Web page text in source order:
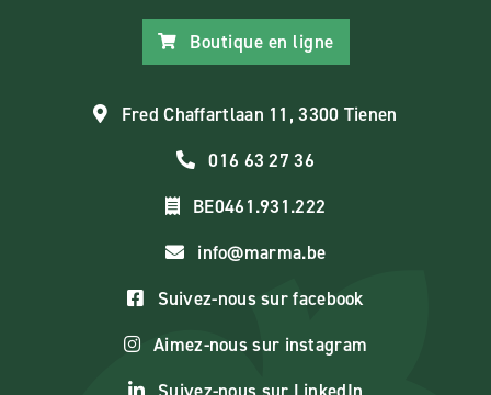
Boutique en ligne
Fred Chaffartlaan 11, 3300 Tienen
016 63 27 36
BE0461.931.222
info@marma.be
Suivez-nous sur facebook
Aimez-nous sur instagram